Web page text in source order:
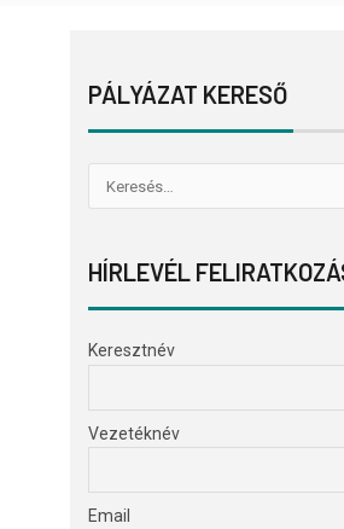
PÁLYÁZAT KERESŐ
HÍRLEVÉL
Keresztnév
Vezetéknév
Email